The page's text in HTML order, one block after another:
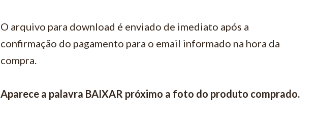
O arquivo para download é enviado de imediato após a
confirmação do pagamento para o email informado na hora da
compra.
Aparece a palavra BAIXAR próximo a foto do produto comprado.